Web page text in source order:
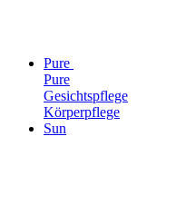
Pure
Pure
Gesichtspflege
Körperpflege
Sun